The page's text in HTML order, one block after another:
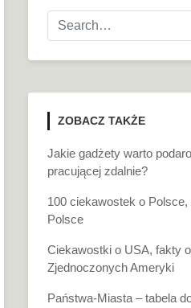
ZOBACZ TAKŻE
Jakie gadżety warto
pracującej zdalnie?
100 ciekawostek o
Polsce
Ciekawostki o USA, fakty
Zjednoczonych Ameryki
Państwa-Miasta – tabela